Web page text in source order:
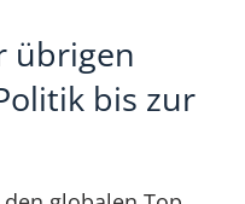
übrigen
bis zur